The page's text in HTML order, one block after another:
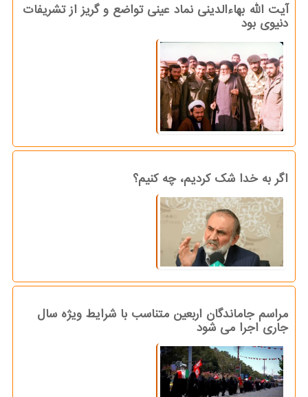
آیت الله بهاءالدینی نماد عینی تواضع و گریز از تشریفات
دنیوی بود
اگر به خدا شک کردیم، چه کنیم؟
مراسم جاماندگان اربعین متناسب با شرایط ویژه سال
جاری اجرا می شود